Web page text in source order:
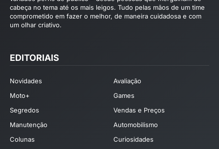
cabeça no tema até os mais leigos. Tudo pelas mãos de um time
comprometido em fazer o melhor, de maneira cuidadosa e com
um olhar criativo.
EDITORIAIS
Novidades
Avaliação
Moto+
Games
Segredos
Vendas e Preços
Manutenção
Automobilismo
Colunas
Curiosidades